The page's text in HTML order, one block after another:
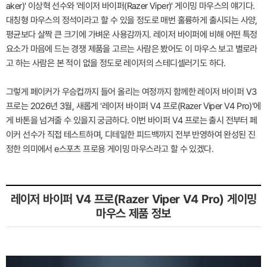
aker)' 이상혁 선수와 '레이저 바이퍼(Razer Viper)' 게이밍 마우스의 얘기다.
대칭형 마우스의 정석이라고 할 수 있을 정도로 매번 훌륭하게 출시되는 사양,
평균보다 살짝 큰 크기에 가벼운 사용감까지. 레이저 바이퍼에 비해 어떤 특정
요소가 마음에 드는 경쟁 제품을 고르는 사람은 봤어도 이 마우스 보고 별로라
고 하는 사람은 본 적이 없을 정도로 레이저의 스테디셀러기도 하다.
그렇게 페이커가 우승컵까지 들어 올리는 여정까지 함께한 레이저 바이퍼 V3
프로는 2026년 3월, 새롭게 '레이저 바이퍼 V4 프로(Razer Viper V4 Pro)'에
게 바톤을 넘겨줄 수 있을지 궁금하다. 이번 바이퍼 V4 프로는 출시 전부터 페
이커 선수가 직접 테스트하며, 디테일한 피드백까지 전부 반영하여 완성된 진
정한 의미에서 e스포츠 프로용 게이밍 마우스라고 할 수 있겠다.
레이저 바이퍼 V4 프로(Razer Viper V4 Pro) 게이밍
마우스 제품 정보